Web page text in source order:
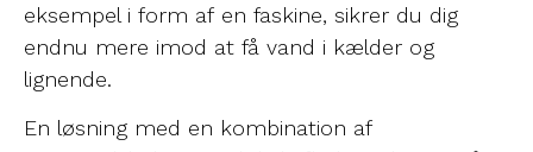
eksempel i form af en faskine, sikrer du dig
endnu mere imod at få vand i kælder og
lignende.
En løsning med en kombination af